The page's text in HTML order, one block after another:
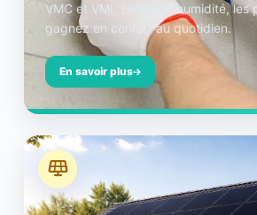
VMC et VMI. Éliminez l’humidité, les
gagnez en confort au quotidien.
En savoir plus